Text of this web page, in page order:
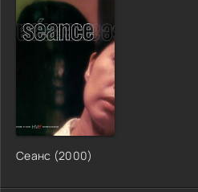
Сеанс (2000)